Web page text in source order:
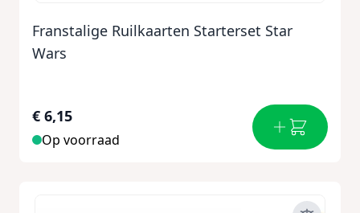
Franstalige Ruilkaarten Starterset Star
Wars
€ 6,15
Op voorraad